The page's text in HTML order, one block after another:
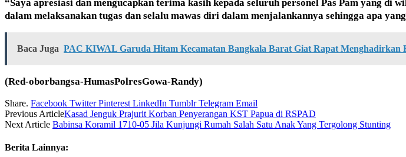
“Saya apresiasi dan mengucapkan terima kasih kepada seluruh personel Pas Pam yang
dalam melaksanakan tugas dan selalu mawas diri dalam menjalankannya sehingga apa
Baca Juga PAC KIWAL Garuda Hitam Kecamatan Bangkala Barat Giat Rapat Menghadirkan
(Red-oborbangsa-HumasPolresGowa-Randy)
Share. Facebook Twitter Pinterest LinkedIn Tumblr Telegram Email
Previous ArticleKasad Jenguk Prajurit Korban Penyerangan KST Papua di RSPAD
Next Article Babinsa Koramil 1710-05 Jila Kunjungi Rumah Salah Satu Anak Yang Tergolong Stunting
Berita Lainnya: